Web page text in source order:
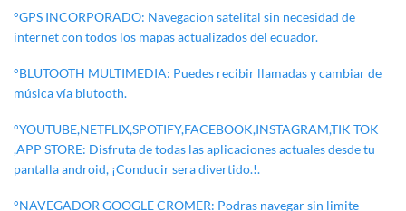
°GPS INCORPORADO: Navegacion satelital sin necesidad de
internet con todos los mapas actualizados del ecuador.
°BLUTOOTH MULTIMEDIA: Puedes recibir llamadas y cambiar de
música vía blutooth.
°YOUTUBE,NETFLIX,SPOTIFY,FACEBOOK,INSTAGRAM,TIK TOK
,APP STORE: Disfruta de todas las aplicaciones actuales desde tu
pantalla android, ¡Conducir sera divertido.!.
°NAVEGADOR GOOGLE CROMER: Podras navegar sin limite